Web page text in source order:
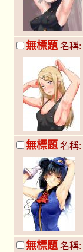
無標題 名稱:
無標題名稱:
無標題 名稱: